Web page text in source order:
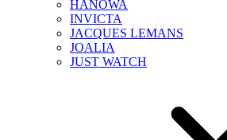
HANOWA
INVICTA
JACQUES LEMANS
JOALIA
JUST WATCH